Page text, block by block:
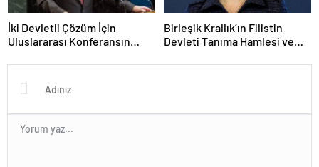
İki Devletli Çözüm İçin
Uluslararası Konferansın
Değerlendirmeleri
Birleşik Krallık’ın Filistin
Devleti Tanıma Hamlesi ve